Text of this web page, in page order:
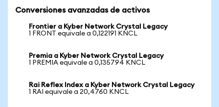
Conversiones avanzadas de activos
Frontier a Kyber Network Crystal Legacy
1 FRONT equivale a 0,122191 KNCL
Premia a Kyber Network Crystal Legacy
1 PREMIA equivale a 0,135794 KNCL
Rai Reflex Index a Kyber Network Crystal Legacy
1 RAI equivale a 20,4760 KNCL